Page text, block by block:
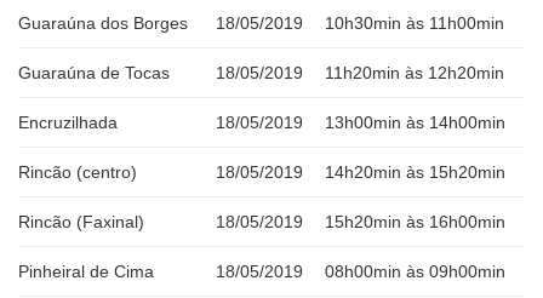
Guaraúna dos Borges 18/05/2019 10h30min às 11h00min
Guaraúna de Tocas 18/05/2019 11h20min às 12h20min
Encruzilhada 18/05/2019 13h00min às 14h00min
Rincão (centro) 18/05/2019 14h20min às 15h20min
Rincão (Faxinal) 18/05/2019 15h20min às 16h00min
Pinheiral de Cima 18/05/2019 08h00min às 09h00min